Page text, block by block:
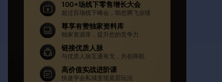
100+场线下零售增长大会
超过百场线下峰会，助您腾飞业绩
尊享有赞独家资料库
独家资源库，提升您的竞争力
链接优质人脉
与优质人脉互通有无，共创商机
高价值实战进阶课
快速学会私域变现底层玩法